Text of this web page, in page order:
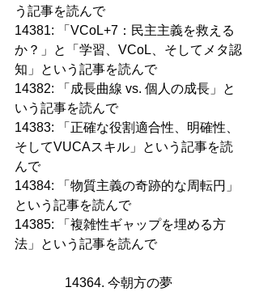
う記事を読んで
14381: 「VCoL+7：民主主義を救える
か？」と「学習、VCoL、そしてメタ認
知」という記事を読んで
14382: 「成長曲線 vs. 個人の成長」と
いう記事を読んで
14383: 「正確な役割適合性、明確性、
そしてVUCAスキル」という記事を読
んで
14384: 「物質主義の奇跡的な周転円」
という記事を読んで
14385: 「複雑性ギャップを埋める方
法」という記事を読んで
14364. 今朝方の夢